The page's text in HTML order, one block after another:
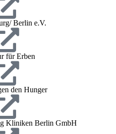
Berlin e.V.
für Erben
den Hunger
Kliniken Berlin GmbH